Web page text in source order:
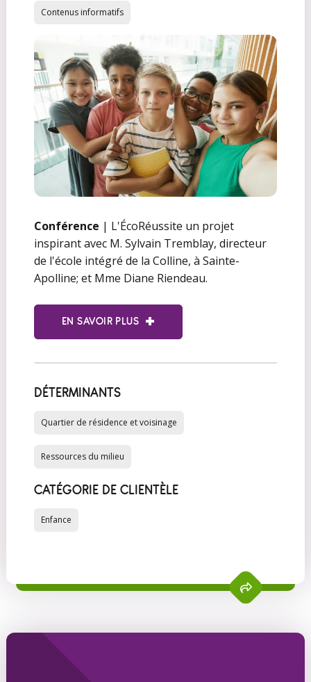
Contenus informatifs
Conférence | L'ÉcoRéussite un projet
inspirant avec M. Sylvain Tremblay, directeur
de l'école intégré de la Colline, à Sainte-
Apolline; et Mme Diane Riendeau.
EN SAVOIR PLUS
DÉTERMINANTS
Quartier de résidence et voisinage
Ressources du milieu
CATÉGORIE DE CLIENTÈLE
Enfance